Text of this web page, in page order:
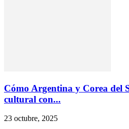
Cómo Argentina y Corea del
cultural con...
23 octubre, 2025